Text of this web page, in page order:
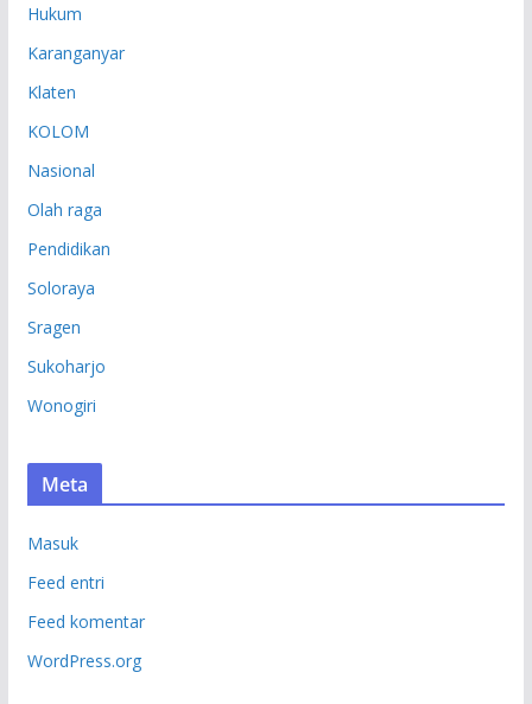
Hukum
Karanganyar
Klaten
KOLOM
Nasional
Olah raga
Pendidikan
Soloraya
Sragen
Sukoharjo
Wonogiri
Meta
Masuk
Feed entri
Feed komentar
WordPress.org